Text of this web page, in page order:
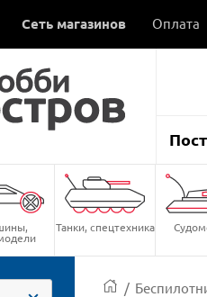
Сеть магазинов Оплата
Танки, спецтехника
/